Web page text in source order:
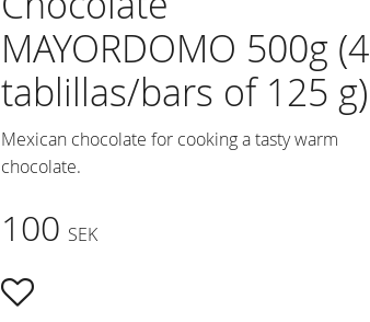
MAYORDOMO 500g (4
tablillas/bars of 125 g)
Mexican chocolate for cooking a tasty warm
chocolate.
100 SEK
Add to favorites